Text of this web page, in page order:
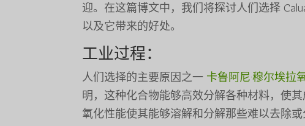
迎。在这篇博文中，我们将探讨人们选择
以及它带来的好处。
工业过程：
人们选择的主要原因之一 卡鲁阿尼·穆尔埃拉
明，这种化合物能够高效分解各种材料，使
氧化性能使其能够溶解和分解那些难以去除或